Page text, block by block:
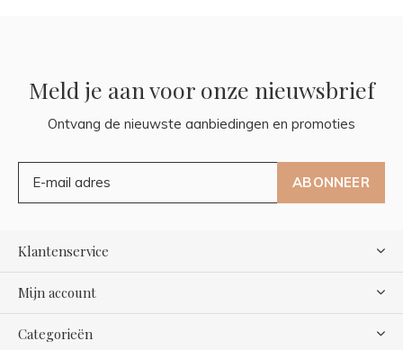
Meld je aan voor onze nieuwsbrief
Ontvang de nieuwste aanbiedingen en promoties
ABONNEER
Klantenservice
Mijn account
Categorieën